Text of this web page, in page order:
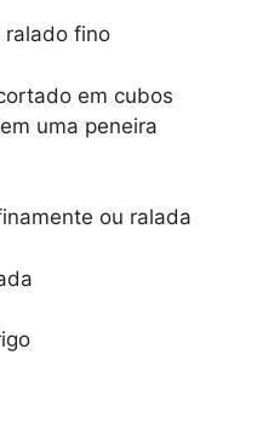
ralado fino
em cubos
uma peneira
ou ralada